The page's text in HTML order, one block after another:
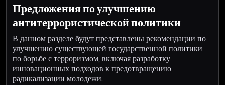
Предложения по улучшению
антитеррористической политики
В данном разделе будут представлены рекомендации по
улучшению существующей государственной политики
по борьбе с терроризмом, включая разработку
инновационных подходов к предотвращению
радикализации молодежи.